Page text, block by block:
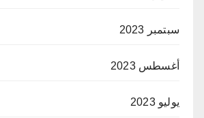
سبتمبر 2023
أغسطس 2023
يوليو 2023